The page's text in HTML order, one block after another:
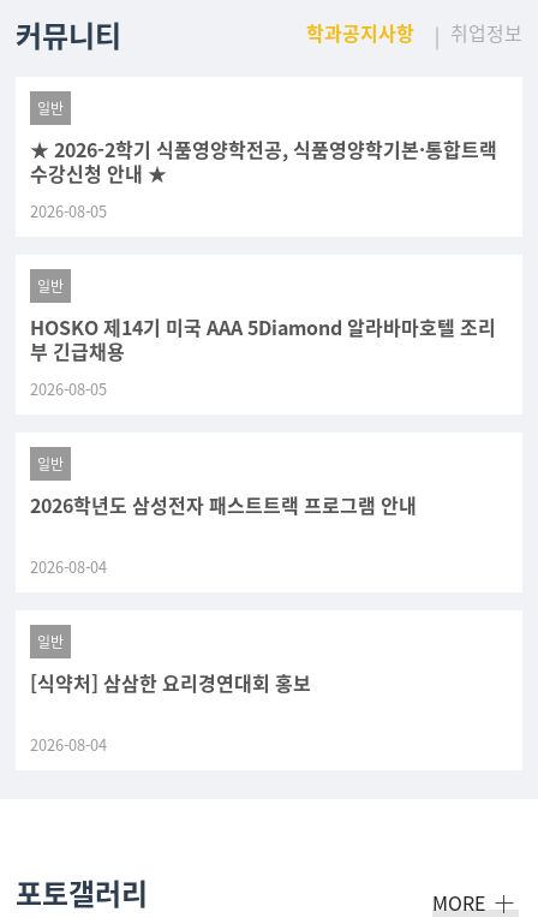
커뮤니티 학과공지사항 취업정보
일반
★ 2026-2학기 식품영양학전공, 식품영양학기본·통합트랙
수강신청 안내 ★
2026-08-05
일반
HOSKO 제14기 미국 AAA 5Diamond 알라바마호텔 조리
부 긴급채용
2026-08-05
일반
2026학년도 삼성전자 패스트트랙 프로그램 안내
2026-08-04
일반
[식약처] 삼삼한 요리경연대회 홍보
2026-08-04
포토갤러리 MORE